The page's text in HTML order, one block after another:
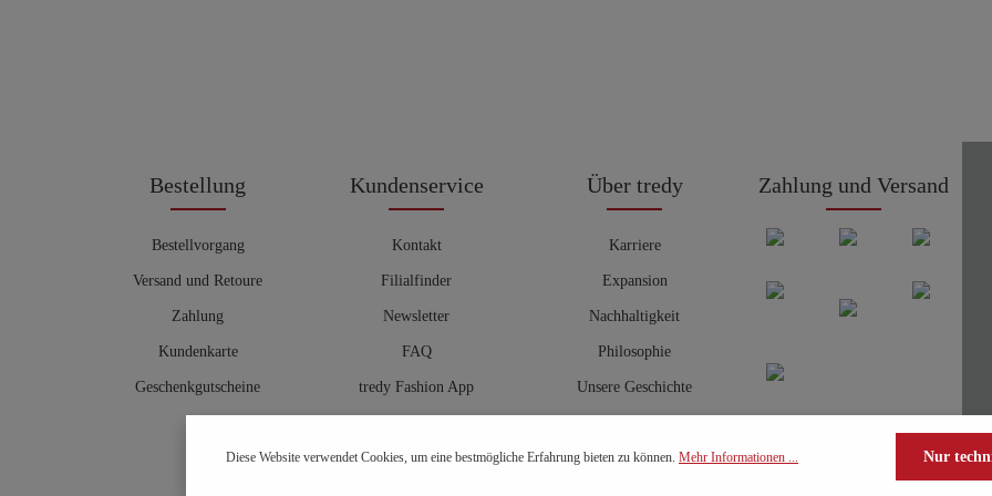
Bestellung
Bestellvorgang
Versand und Retoure
Zahlung
Kundenkarte
Geschenkgutscheine
Kundenservice
Kontakt
Filialfinder
Newsletter
FAQ
tredy Fashion App
Hosenberater
Über tredy
Karriere
Expansion
Nachhaltigkeit
Philosophie
Unsere Geschichte
Zahlung und Versand
Diese Website verwendet Cookies, um eine bestmögliche Erfahrung bieten zu können. Mehr Informationen ... Nur